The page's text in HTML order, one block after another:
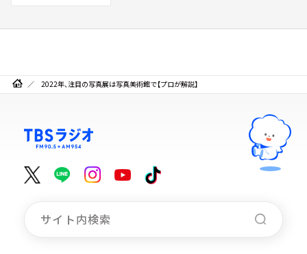
2022年、注目の写真展は写真美術館で【プロが解説】